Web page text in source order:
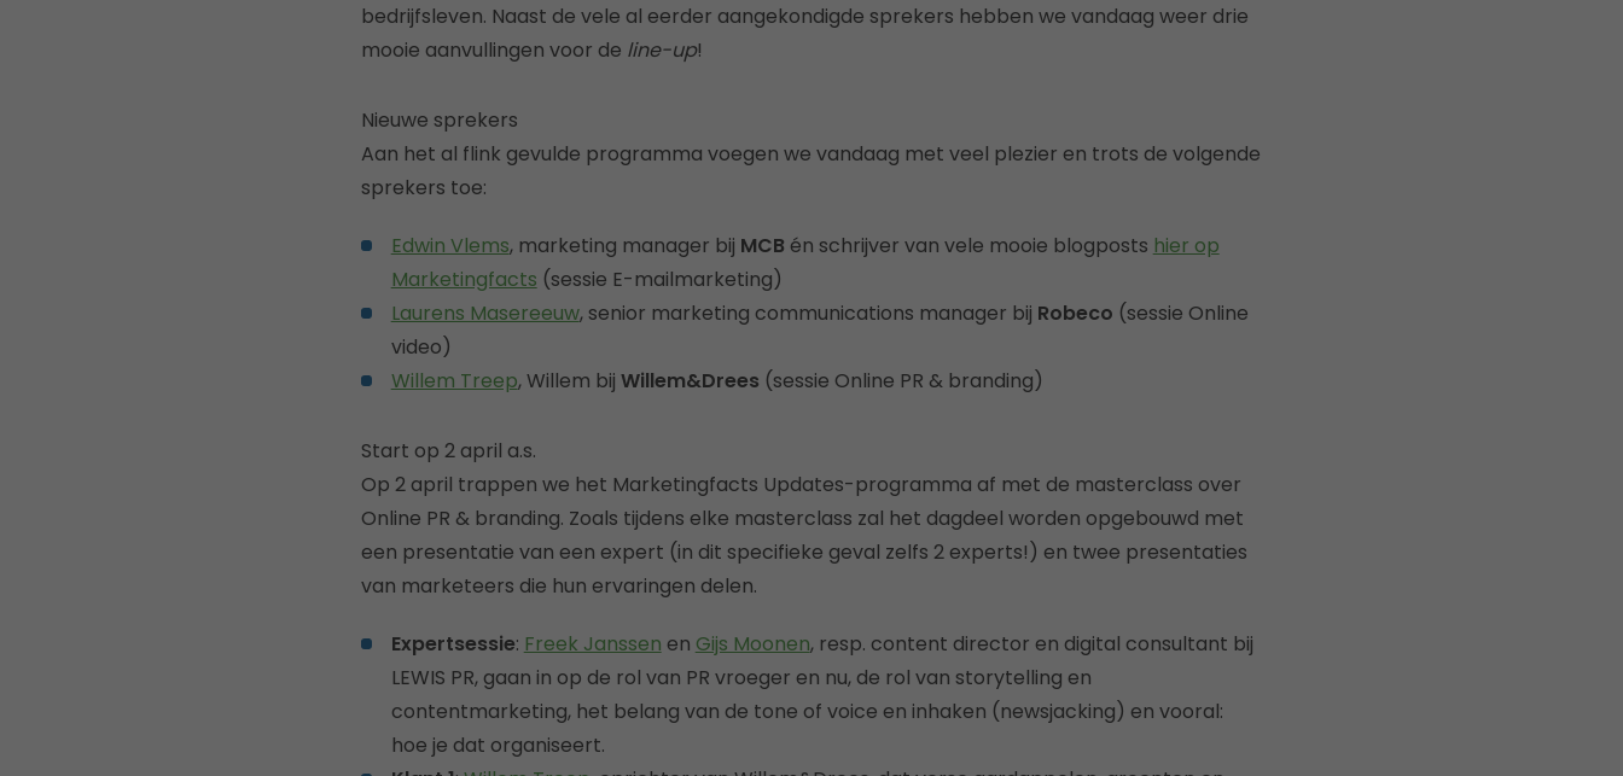
bedrijfsleven. Naast de vele al eerder aangekondigde sprekers hebben we vandaag weer drie
mooie aanvullingen voor de line-up!
Nieuwe sprekers
Aan het al flink gevulde programma voegen we vandaag met veel plezier en trots de volgende
sprekers toe:
Edwin Vlems, marketing manager bij MCB én schrijver van vele mooie blogposts hier op
Marketingfacts (sessie E-mailmarketing)
Laurens Masereeuw, senior marketing communications manager bij Robeco (sessie Online
video)
Willem Treep, Willem bij Willem&Drees (sessie Online PR & branding)
Start op 2 april a.s.
Op 2 april trappen we het Marketingfacts Updates-programma af met de masterclass over
Online PR & branding. Zoals tijdens elke masterclass zal het dagdeel worden opgebouwd met
een presentatie van een expert (in dit specifieke geval zelfs 2 experts!) en twee presentaties
van marketeers die hun ervaringen delen.
Expertsessie: Freek Janssen en Gijs Moonen, resp. content director en digital consultant bij
LEWIS PR, gaan in op de rol van PR vroeger en nu, de rol van storytelling en
contentmarketing, het belang van de tone of voice en inhaken (newsjacking) en vooral:
hoe je dat organiseert.